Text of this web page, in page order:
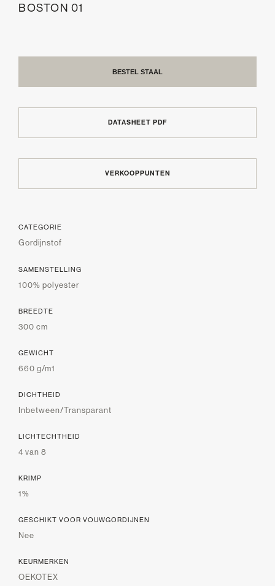
BOSTON 01
BESTEL STAAL
DATASHEET PDF
VERKOOPPUNTEN
CATEGORIE
Gordijnstof
SAMENSTELLING
100% polyester
BREEDTE
300 cm
GEWICHT
660 g/m1
DICHTHEID
Inbetween/Transparant
LICHTECHTHEID
4 van 8
KRIMP
1%
GESCHIKT VOOR VOUWGORDIJNEN
Nee
KEURMERKEN
OEKOTEX